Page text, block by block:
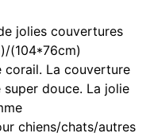
jolies couvertures
(104*76cm)
corail. La couverture
douce. La jolie
chiens/chats/autres